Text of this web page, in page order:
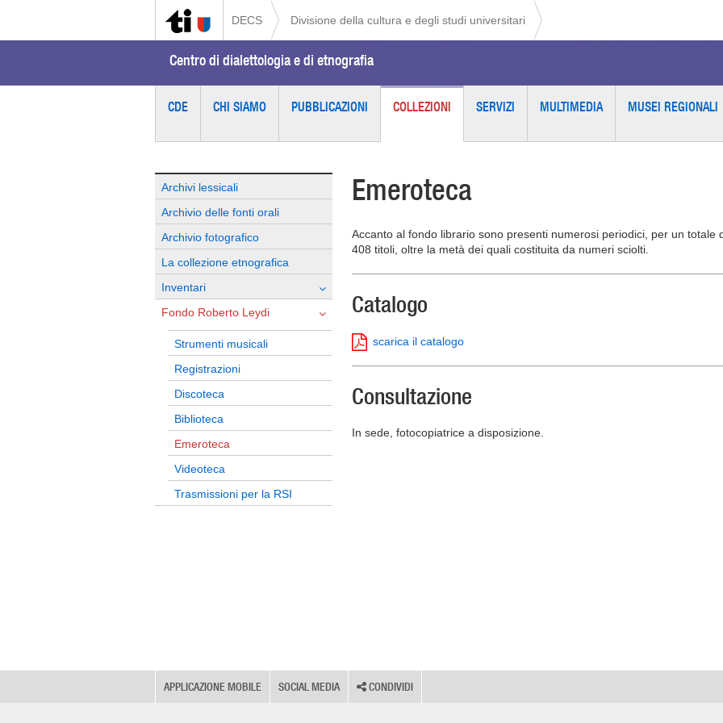
DECS Divisione della cultura e degli studi universitari
Centro di dialettologia e di etnografia
CDE CHI SIAMO PUBBLICAZIONI COLLEZIONI SERVIZI MULTIMEDIA MUSEI REGIONALI
Archivi lessicali
Archivio delle fonti orali
Archivio fotografico
La collezione etnografica
Inventari
Fondo Roberto Leydi
Strumenti musicali
Registrazioni
Discoteca
Biblioteca
Emeroteca
Videoteca
Trasmissioni per la RSI
Emeroteca
Accanto al fondo librario sono presenti numerosi periodici, per un totale
408 titoli, oltre la metà dei quali costituita da numeri sciolti.
Catalogo
scarica il catalogo
Consultazione
In sede, fotocopiatrice a disposizione.
APPLICAZIONE MOBILE SOCIAL MEDIA CONDIVIDI